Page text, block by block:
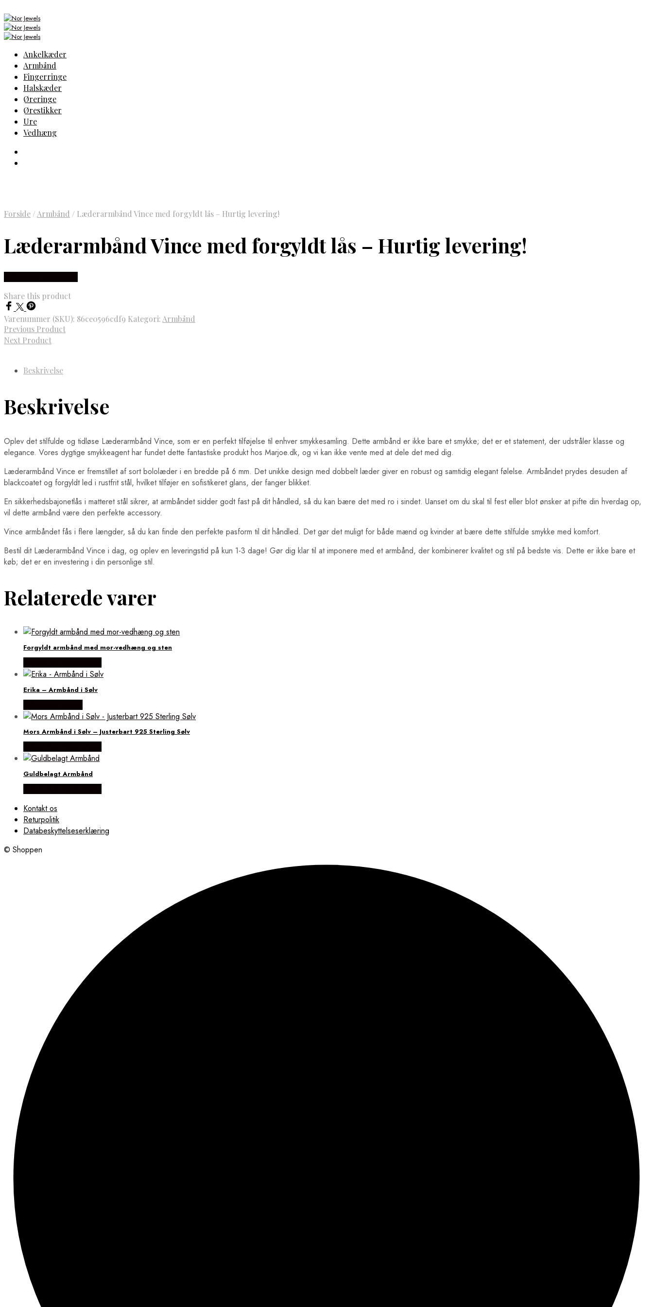
Ankelkæder
Armbånd
Fingerringe
Halskæder
Øreringe
Ørestikker
Ure
Vedhæng
Forside / Armbånd / Læderarmbånd Vince med forgyldt lås – Hurtig levering!
Læderarmbånd Vince med forgyldt lås – Hurtig levering!
Share this product
Varenummer (SKU): 86ce0596cdf9 Kategori: Armbånd
Previous Product
Next Product
Beskrivelse
Beskrivelse
Oplev det stilfulde og tidløse Læderarmbånd Vince, som er en perfekt tilføjelse til enhver smykkesamling. Dette armbånd er ikke bare et smykke; det er et statement, der udstråler klasse og
elegance. Vores dygtige smykkeagent har fundet dette fantastiske produkt hos Marjoe.dk, og vi kan ikke vente med at dele det med dig.
Læderarmbånd Vince er fremstillet af sort bololæder i en bredde på 6 mm. Det unikke design med dobbelt læder giver en robust og samtidig elegant følelse. Armbåndet prydes desuden af
blackcoatet og forgyldt led i rustfrit stål, hvilket tilføjer en sofistikeret glans, der fanger blikket.
En sikkerhedsbajonetlås i matteret stål sikrer, at armbåndet sidder godt fast på dit håndled, så du kan bære det med ro i sindet. Uanset om du skal til fest eller blot ønsker at pifte din hverdag op,
vil dette armbånd være den perfekte accessory.
Vince armbåndet fås i flere længder, så du kan finde den perfekte pasform til dit håndled. Det gør det muligt for både mænd og kvinder at bære dette stilfulde smykke med komfort.
Bestil dit Læderarmbånd Vince i dag, og oplev en leveringstid på kun 1-3 dage! Gør dig klar til at imponere med et armbånd, der kombinerer kvalitet og stil på bedste vis. Dette er ikke bare et
køb; det er en investering i din personlige stil.
Relaterede varer
Forgyldt armbånd med mor-vedhæng og sten
Erika – Armbånd i Sølv
Mors Armbånd i Sølv – Justerbart 925 Sterling Sølv
Guldbelagt Armbånd
Kontakt os
Returpolitik
Databeskyttelseserklæring
© Shoppen